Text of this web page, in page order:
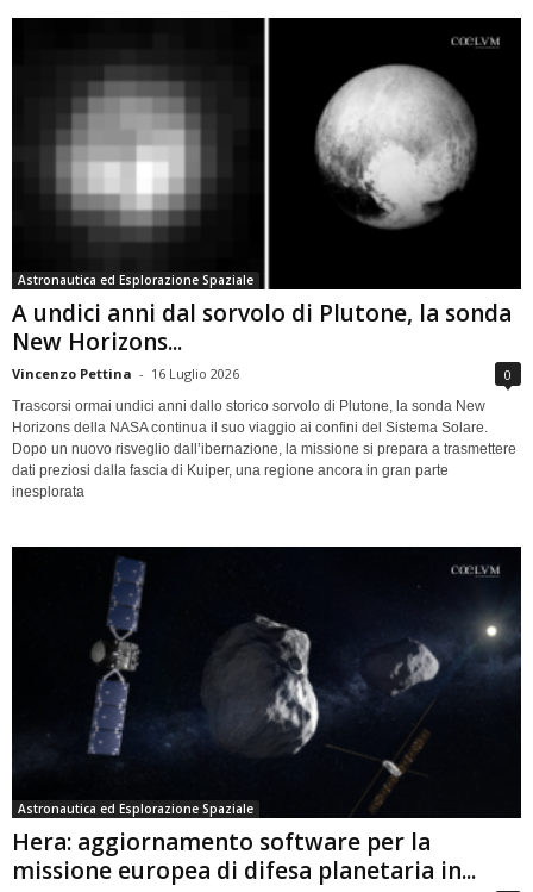
Astronautica ed Esplorazione Spaziale
A undici anni dal sorvolo di Plutone, la sonda
New Horizons...
Vincenzo Pettina - 16 Luglio 2026 0
Trascorsi ormai undici anni dallo storico sorvolo di Plutone, la sonda New
Horizons della NASA continua il suo viaggio ai confini del Sistema Solare.
Dopo un nuovo risveglio dall’ibernazione, la missione si prepara a trasmettere
dati preziosi dalla fascia di Kuiper, una regione ancora in gran parte
inesplorata
Astronautica ed Esplorazione Spaziale
Hera: aggiornamento software per la
missione europea di difesa planetaria in...